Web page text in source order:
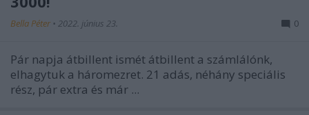
Bella Péter • 2022. június 23. 0
Pár napja átbillent ismét átbillent a számlálónk,
elhagytuk a háromezret. 21 adás, néhány speciális
rész, pár extra és már ...